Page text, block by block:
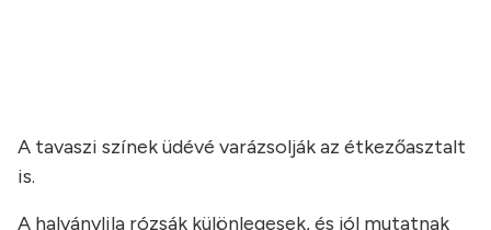
A tavaszi színek üdévé varázsolják az étkezőasztalt
is.
A halványlila rózsák különlegesek, és jól mutatnak